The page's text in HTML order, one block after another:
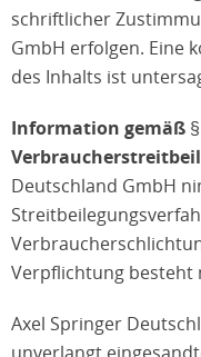
schriftlicher
GmbH erfolgen. Eine
des Inhalts ist
Information gemäß §
Deutschland GmbH
Verpflichtung besteht
Axel Springer